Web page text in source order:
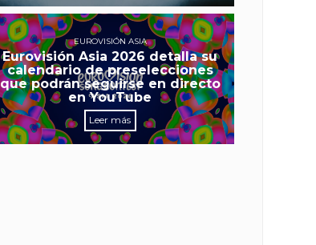
EUROVISIÓN ASIA
Eurovisión Asia 2026 detalla su
calendario de preselecciones
que podrán seguirse en directo
en YouTube
Leer más